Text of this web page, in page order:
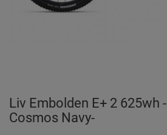
Liv Embolden E+ 2 625wh -
Cosmos Navy-